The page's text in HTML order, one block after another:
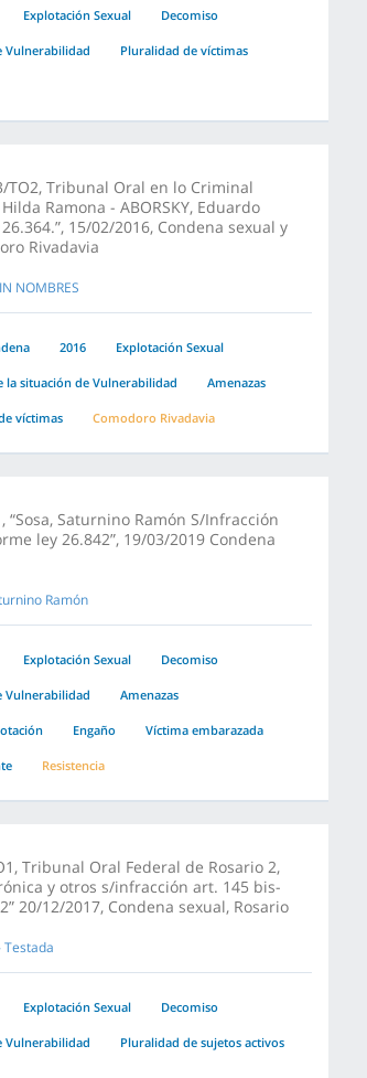
Explotación Sexual Decomiso
Vulnerabilidad Pluralidad de víctimas
TO2, Tribunal Oral en lo Criminal
Ramona - ABORSKY, Eduardo
15/02/2016, Condena sexual y
Rivadavia
NOMBRES
2016 Explotación Sexual
la situación de Vulnerabilidad Amenazas
víctimas Comodoro Rivadavia
“Sosa, Saturnino Ramón S/Infracción
ley 26.842”, 19/03/2019 Condena
Ramón
Explotación Sexual Decomiso
Vulnerabilidad Amenazas
Engaño Víctima embarazada
Resistencia
Tribunal Oral Federal de Rosario 2,
y otros s/infracción art. 145 bis-
20/12/2017, Condena sexual, Rosario
Testada
Explotación Sexual Decomiso
Vulnerabilidad Pluralidad de sujetos activos